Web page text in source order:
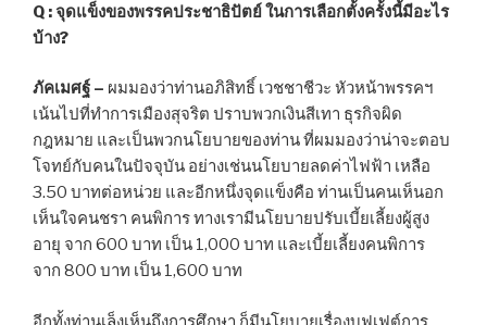
Q : จุดแข็งของพรรคประชาธิปัตย์ ในการเลือกตั้งครั้งนี้มีอะไร
บ้าง?
ภัคเมศฐ์ – ผมมองว่าท่านอภิสิทธิ์ เวชชาชีวะ หัวหน้าพรรคฯ
เน้นไปที่ทำการเมืองสุจริต ปราบพวกเงินสีเทา ธุรกิจผิด
กฎหมาย และเป็นพวกนโยบายของท่าน ที่ผมมองว่าน่าจะตอบ
โจทย์กับคนในปัจจุบัน อย่างเช่นนโยบายลดค่าไฟฟ้า เหลือ
3.50 บาทต่อหน่วย และอีกหนึ่งจุดแข็งคือ ท่านเป็นคนเห็นอก
เห็นใจคนชรา คนพิการ ทางเรามีนโยบายปรับเบี้ยเลี้ยงผู้สูง
อายุ จาก 600 บาท เป็น 1,000 บาท และเบี้ยเลี้ยงคนพิการ
จาก 800 บาท เป็น 1,600 บาท